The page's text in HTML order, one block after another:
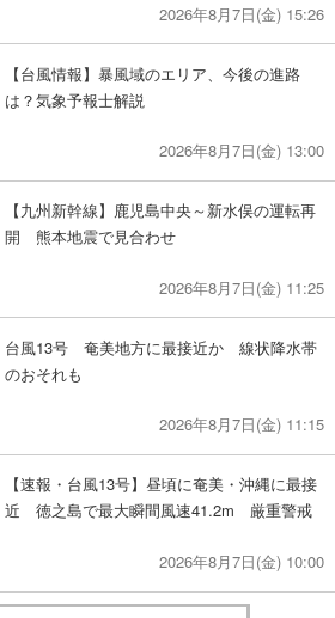
2026年8月7日(金) 15:26
【台風情報】暴風域のエリア、今後の進路
は？気象予報士解説
2026年8月7日(金) 13:00
【九州新幹線】鹿児島中央～新水俣の運転再
開 熊本地震で見合わせ
2026年8月7日(金) 11:25
台風13号 奄美地方に最接近か 線状降水帯
のおそれも
2026年8月7日(金) 11:15
【速報・台風13号】昼頃に奄美・沖縄に最接
近 徳之島で最大瞬間風速41.2m 厳重警戒
2026年8月7日(金) 10:00